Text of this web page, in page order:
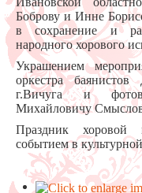
Боброву и Инне
в сохранение и
народного хорового
Украшением
оркестра
г.Вичуга и
Михайловичу
Праздник
событием в